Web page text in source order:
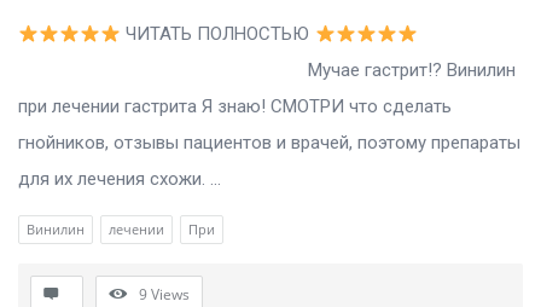
ЧИТАТЬ ПОЛНОСТЬЮ
Мучае гастрит!? Винилин
при лечении гастрита Я знаю! СМОТРИ что сделать
гнойников, отзывы пациентов и врачей, поэтому препараты
для их лечения схожи. ...
Винилин лечении При
9Views